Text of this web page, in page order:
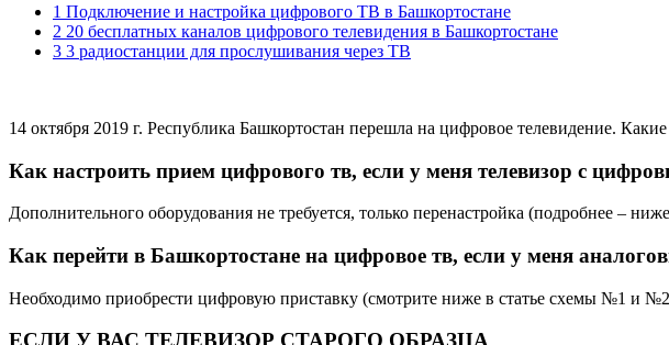
1 Подключение и настройка цифрового ТВ в Башкортостане
2 20 бесплатных каналов цифрового телевидения в Башкортостане
3 3 радиостанции для прослушивания через ТВ
14 октября 2019 г. Республика Башкортостан перешла на цифровое телевидение.
Как настроить прием цифрового тв, если у меня телевизор с
Дополнительного оборудования не требуется, только перенастройка (подробнее –
Как перейти в Башкортостане на цифровое тв, если у меня
Необходимо приобрести цифровую приставку (смотрите ниже в статье схемы №1 и